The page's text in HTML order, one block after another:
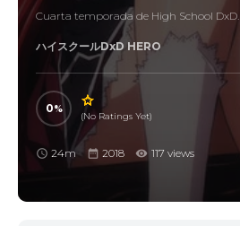
Cuarta temporada de High School DxD.
ハイスクールDxD HERO
0
(No Ratings Yet)
24m 2018 117 views